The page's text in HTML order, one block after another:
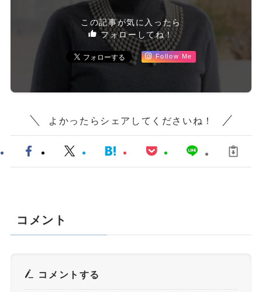
この記事が気に入ったら
フォローしてね！
Follow Me
よかったらシェアしてくださいね！
コメント
コメントする